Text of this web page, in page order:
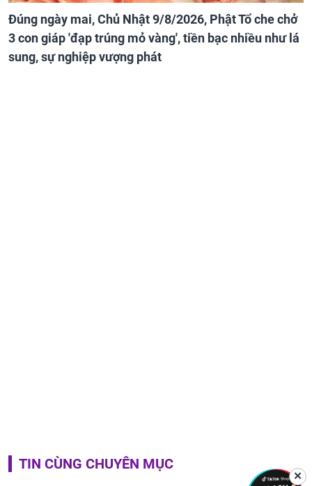
Đúng ngày mai, Chủ Nhật 9/8/2026, Phật Tổ che chở
3 con giáp 'đạp trúng mỏ vàng', tiền bạc nhiều như lá
sung, sự nghiệp vượng phát
TIN CÙNG CHUYÊN MỤC
✕